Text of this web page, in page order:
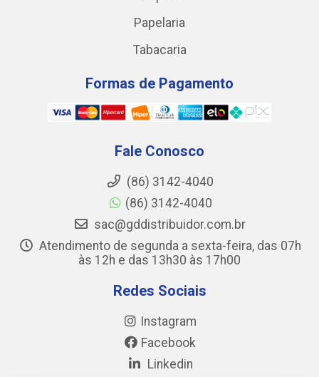
Papelaria
Tabacaria
Formas de Pagamento
Fale Conosco
(86) 3142-4040
(86) 3142-4040
sac@gddistribuidor.com.br
Atendimento de segunda a sexta-feira, das 07h
às 12h e das 13h30 às 17h00
Redes Sociais
Instagram
Facebook
Linkedin